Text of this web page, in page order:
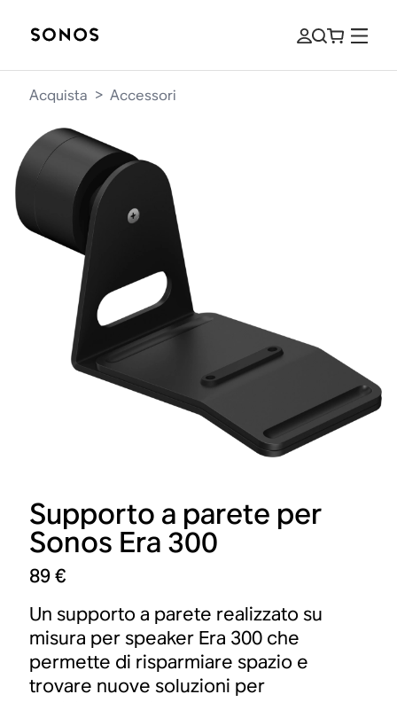
Acquista > Accessori
Supporto a parete per
Sonos Era 300
89 €
Un supporto a parete realizzato su
misura per speaker Era 300 che
permette di risparmiare spazio e
trovare nuove soluzioni per